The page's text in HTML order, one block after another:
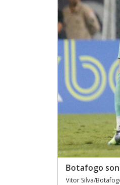
Botafogo
Vitor Silva/